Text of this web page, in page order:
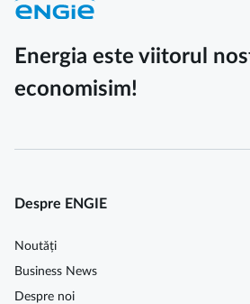
Energia este viitorul
economisim!
Despre ENGIE
Noutăți
Business News
Despre noi